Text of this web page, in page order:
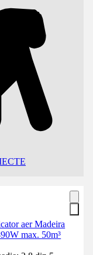
aer Madeira
max. 50m³